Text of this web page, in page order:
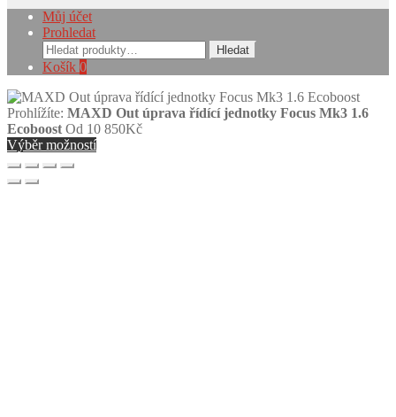
Můj účet
Prohledat
Hledat:
Hledat
Košík 0
Prohlížíte: MAXD Out úprava řídící jednotky Focus Mk3 1.6
Ecoboost Od 10 850Kč
Výběr možností